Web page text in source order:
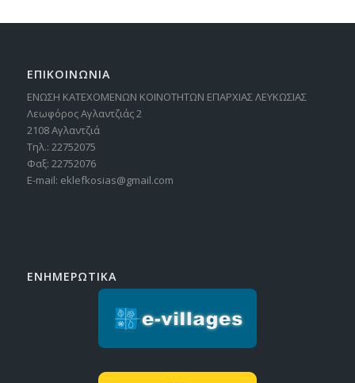
ΕΠΙΚΟΙΝΩΝΙΑ
ΕΝΩΣΗ ΚΑΤΕΧΟΜΕΝΩΝ ΚΟΙΝΟΤΗΤΩΝ ΕΠΑΡΧΙΑΣ ΛΕΥΚΩΣΙΑΣ
Λεωφόρος Αγλαντζιάς 2
2108 Αγλαντζιά
Τηλ.: 22752075
Φαξ: 22752076
E-mail: eklefkosias@gmail.com
ΕΝΗΜΕΡΩΤΙΚΑ